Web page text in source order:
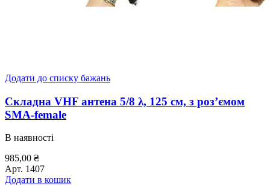
Додати до списку бажань
Складна VHF антена 5/8 λ, 125 см, з роз’ємом
SMA-female
В наявності
985,00 ₴
Арт. 1407
Додати в кошик